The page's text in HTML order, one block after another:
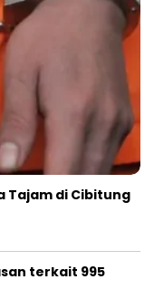
Tajam di Cibitung
terkait 995